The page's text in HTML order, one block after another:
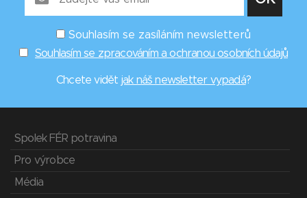
Souhlasím se zasíláním newsletterů
Souhlasím se zpracováním a ochranou osobních údajů
Chcete vidět jak náš newsletter vypadá?
Spolek FÉR potravina
Pro výrobce
Média